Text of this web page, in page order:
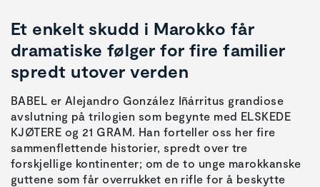
Et enkelt skudd i Marokko får
dramatiske følger for fire familier
spredt utover verden
BABEL er Alejandro González Iñárritus grandiose
avslutning på trilogien som begynte med ELSKEDE
KJØTERE og 21 GRAM. Han forteller oss her fire
sammenflettende historier, spredt over tre
forskjellige kontinenter; om de to unge marokkanske
guttene som får overrukket en rifle for å beskytte